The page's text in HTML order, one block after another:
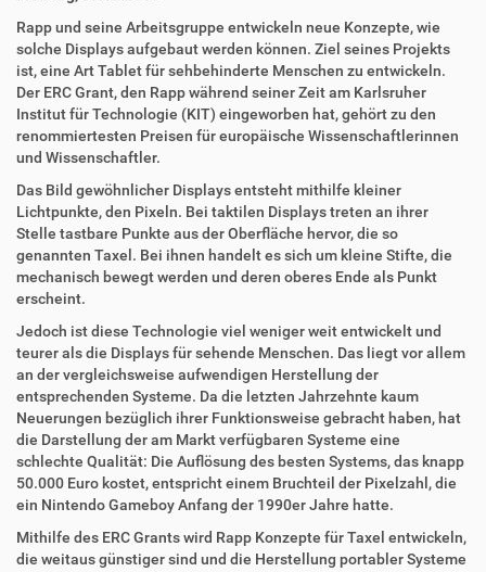
r
e
k
t
z
u
g
r
f
f
t
i
k
e
l
a
k
t
o
n
e
n
Rapp und seine Arbeitsgruppe entwickeln neue Konzepte, wie
solche Displays aufgebaut werden können. Ziel seines Projekts
ist, eine Art Tablet für sehbehinderte Menschen zu entwickeln.
Der ERC Grant, den Rapp während seiner Zeit am Karlsruher
Institut für Technologie (KIT) eingeworben hat, gehört zu den
renommiertesten Preisen für europäische Wissenschaftlerinnen
und Wissenschaftler.
Das Bild gewöhnlicher Displays entsteht mithilfe kleiner
Lichtpunkte, den Pixeln. Bei taktilen Displays treten an ihrer
Stelle tastbare Punkte aus der Oberfläche hervor, die so
genannten Taxel. Bei ihnen handelt es sich um kleine Stifte, die
mechanisch bewegt werden und deren oberes Ende als Punkt
erscheint.
Jedoch ist diese Technologie viel weniger weit entwickelt und
teurer als die Displays für sehende Menschen. Das liegt vor allem
an der vergleichsweise aufwendigen Herstellung der
entsprechenden Systeme. Da die letzten Jahrzehnte kaum
Neuerungen bezüglich ihrer Funktionsweise gebracht haben, hat
die Darstellung der am Markt verfügbaren Systeme eine
schlechte Qualität: Die Auflösung des besten Systems, das knapp
50.000 Euro kostet, entspricht einem Bruchteil der Pixelzahl, die
ein Nintendo Gameboy Anfang der 1990er Jahre hatte.
Mithilfe des ERC Grants wird Rapp Konzepte für Taxel entwickeln,
die weitaus günstiger sind und die Herstellung portabler Systeme